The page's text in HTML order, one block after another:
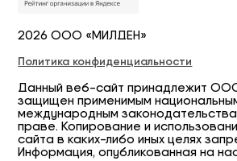
2026 ООО «МИЛДЕН»
Политика конфиденциальности
Данный веб-сайт принадлежит
защищен применимым
международным
праве. Копирование и
сайта в каких-либо иных целях
Информация, опубликованная на